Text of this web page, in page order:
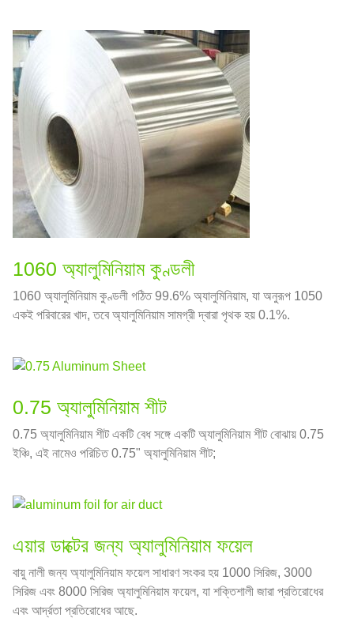
1060 অ্যালুমিনিয়াম কুণ্ডলী
1060 অ্যালুমিনিয়াম কুণ্ডলী গঠিত 99.6% অ্যালুমিনিয়াম, যা অনুরূপ 1050
একই পরিবারের খাদ, তবে অ্যালুমিনিয়াম সামগ্রী দ্বারা পৃথক হয় 0.1%.
0.75 অ্যালুমিনিয়াম শীট
0.75 অ্যালুমিনিয়াম শীট একটি বেধ সঙ্গে একটি অ্যালুমিনিয়াম শীট বোঝায় 0.75
ইঞ্চি, এই নামেও পরিচিত 0.75" অ্যালুমিনিয়াম শীট;
এয়ার ডাক্টের জন্য অ্যালুমিনিয়াম ফয়েল
বায়ু নালী জন্য অ্যালুমিনিয়াম ফয়েল সাধারণ সংকর হয় 1000 সিরিজ, 3000
সিরিজ এবং 8000 সিরিজ অ্যালুমিনিয়াম ফয়েল, যা শক্তিশালী জারা প্রতিরোধের
এবং আর্দ্রতা প্রতিরোধের আছে.